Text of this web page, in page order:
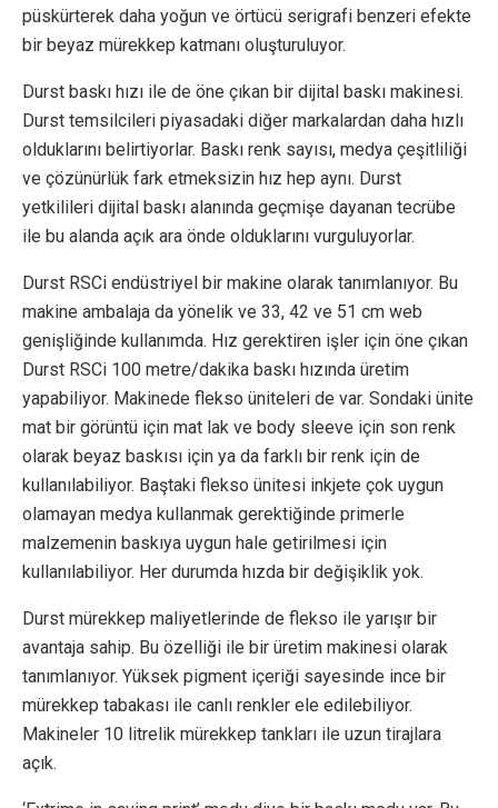
püskürterek daha yoğun ve örtücü serigrafi benzeri efekte
bir beyaz mürekkep katmanı oluşturuluyor.
Durst baskı hızı ile de öne çıkan bir dijital baskı makinesi.
Durst temsilcileri piyasadaki diğer markalardan daha hızlı
olduklarını belirtiyorlar. Baskı renk sayısı, medya çeşitliliği
ve çözünürlük fark etmeksizin hız hep aynı. Durst
yetkilileri dijital baskı alanında geçmişe dayanan tecrübe
ile bu alanda açık ara önde olduklarını vurguluyorlar.
Durst RSCi endüstriyel bir makine olarak tanımlanıyor. Bu
makine ambalaja da yönelik ve 33, 42 ve 51 cm web
genişliğinde kullanımda. Hız gerektiren işler için öne çıkan
Durst RSCi 100 metre/dakika baskı hızında üretim
yapabiliyor. Makinede flekso üniteleri de var. Sondaki ünite
mat bir görüntü için mat lak ve body sleeve için son renk
olarak beyaz baskısı için ya da farklı bir renk için de
kullanılabiliyor. Baştaki flekso ünitesi inkjete çok uygun
olamayan medya kullanmak gerektiğinde primerle
malzemenin baskıya uygun hale getirilmesi için
kullanılabiliyor. Her durumda hızda bir değişiklik yok.
Durst mürekkep maliyetlerinde de flekso ile yarışır bir
avantaja sahip. Bu özelliği ile bir üretim makinesi olarak
tanımlanıyor. Yüksek pigment içeriği sayesinde ince bir
mürekkep tabakası ile canlı renkler ele edilebiliyor.
Makineler 10 litrelik mürekkep tankları ile uzun tirajlara
açık.